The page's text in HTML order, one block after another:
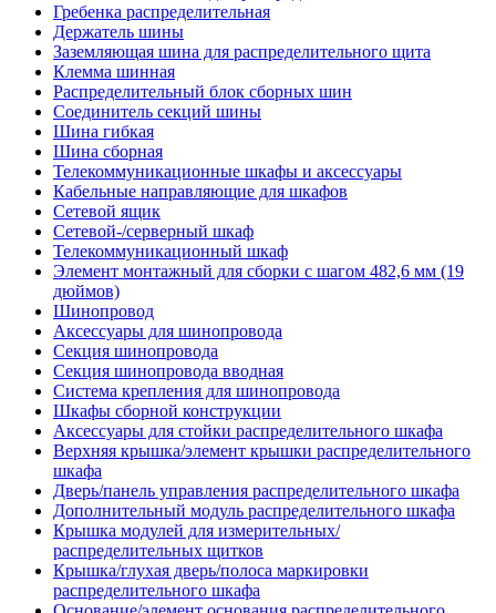
Гребенка распределительная
Держатель шины
Заземляющая шина для распределительного щита
Клемма шинная
Распределительный блок сборных шин
Соединитель секций шины
Шина гибкая
Шина сборная
Телекоммуникационные шкафы и аксессуары
Кабельные направляющие для шкафов
Сетевой ящик
Сетевой-/серверный шкаф
Телекоммуникационный шкаф
Элемент монтажный для сборки с шагом 482,6 мм (19
дюймов)
Шинопровод
Аксессуары для шинопровода
Секция шинопровода
Секция шинопровода вводная
Система крепления для шинопровода
Шкафы сборной конструкции
Аксессуары для стойки распределительного шкафа
Верхняя крышка/элемент крышки распределительного
шкафа
Дверь/панель управления распределительного шкафа
Дополнительный модуль распределительного шкафа
Крышка модулей для измерительных/
распределительных щитков
Крышка/глухая дверь/полоса маркировки
распределительного шкафа